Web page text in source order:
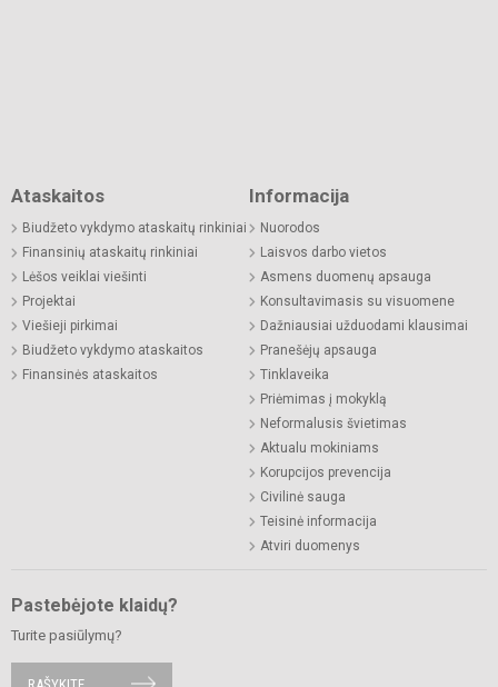
Ataskaitos
Biudžeto vykdymo ataskaitų rinkiniai
Finansinių ataskaitų rinkiniai
Lėšos veiklai viešinti
Projektai
Viešieji pirkimai
Biudžeto vykdymo ataskaitos
Finansinės ataskaitos
Informacija
Nuorodos
Laisvos darbo vietos
Asmens duomenų apsauga
Konsultavimasis su visuomene
Dažniausiai užduodami klausimai
Pranešėjų apsauga
Tinklaveika
Priėmimas į mokyklą
Neformalusis švietimas
Aktualu mokiniams
Korupcijos prevencija
Civilinė sauga
Teisinė informacija
Atviri duomenys
Pastebėjote klaidų?
Turite pasiūlymų?